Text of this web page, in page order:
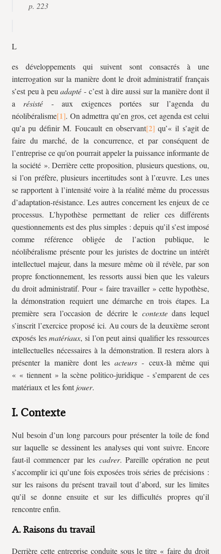
p. 223
L
es développements qui suivent sont consacrés à une
interrogation sur la manière dont le droit administratif français
s’est peu à peuadapté - c’est à dire aussi sur la manière dont il
a résisté - aux exigences portées sur l’agenda du
néolibéralisme
. On admettra qu’en gros, cet agenda est celui
qu’a pu définir M. Foucault en observant
qu’« il s’agit de
faire du marché, de la concurrence, et par conséquent de
l’entreprise ce qu’on pourrait appeler la puissance informante de
la société ». Derrière cette proposition, plusieurs questions, ou,
si l’on préfère, plusieurs incertitudes sont à l’œuvre. Les unes
se rapportent à l’intensité voire à la réalité même du processus
d’adaptation-résistance. Les autres concernent les enjeux de ce
processus. L’hypothèse permettant de relier ces différents
questionnements est des plus simples : depuis qu’il s’est imposé
comme référence obligée de l’action publique, le
néolibéralisme présente pour les juristes de doctrine un intérêt
intellectuel majeur, dans la mesure même où il révèle, par son
propre fonctionnement, les ressorts aussi bien que les valeurs
du droit administratif. Pour « faire travailler » cette hypothèse,
la démonstration requiert une démarche en trois étapes. La
première sera l’occasion de décrire le contextedans lequel
s’inscrit l’exercice proposé ici. Au cours de la deuxième seront
exposés lesmatériaux, si l’on peut ainsi qualifier les ressources
intellectuelles nécessaires à la démonstration. Il restera alors à
présenter la manière dont les acteurs - ceux-là même qui
« « tiennent » la scène politico-juridique - s’emparent de ces
matériaux et les font jouer.
I. Contexte
Nul besoin d’un long parcours pour présenter la toile de fond
sur laquelle se dessinent les analyses qui vont suivre. Encore
faut-il commencer par les cadrer. Pareille opération ne peut
s’accomplir ici qu’une fois exposées trois séries de précisions :
sur les raisons du présent travail tout d’abord, sur les limites
qu’il se donne ensuite et sur les difficultés propres qu’il
rencontre enfin.
A. Raisons du travail
Derrière cette entreprise conduite sous le titre « faire du droit